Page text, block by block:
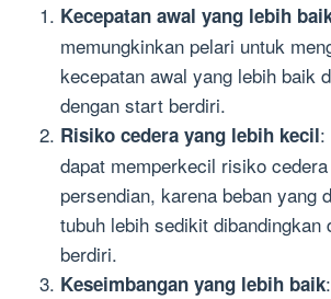
Kecepatan awal yang lebih
memungkinkan pelari untuk
kecepatan awal yang lebih baik
dengan start berdiri.
Risiko cedera yang lebih kecil:
dapat memperkecil risiko
persendian, karena beban yang
tubuh lebih sedikit dibandingkan
berdiri.
Keseimbangan yang lebih baik